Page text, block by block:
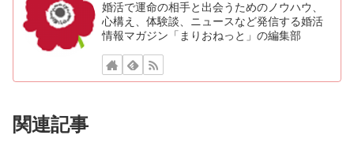
婚活で運命の相手と出会うためのノウハウ、
心構え、体験談、ニュースなど発信する婚活
情報マガジン「まりおねっと」の編集部
関連記事